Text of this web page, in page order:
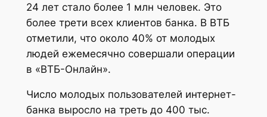
24 лет стало более 1 млн человек. Это
более трети всех клиентов банка. В ВТБ
отметили, что около 40% от молодых
людей ежемесячно совершали операции
в «ВТБ-Онлайн».
Число молодых пользователей интернет-
банка выросло на треть до 400 тыс.